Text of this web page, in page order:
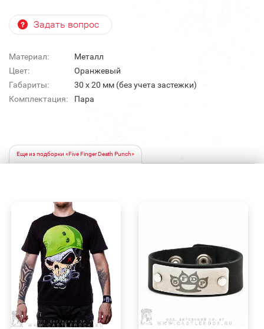
Задать вопрос
Материал:
Металл
Цвет:
Оранжевый
Габариты:
30 х 20 мм (без учета застежки)
Комплектация:
Пара
Еще из подборки «Five Finger Death Punch»